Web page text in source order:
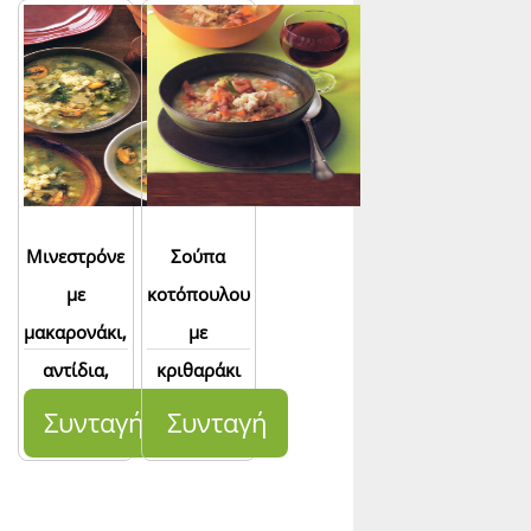
Μινεστρόνε
με
μακαρονάκι,
αντίδια,
μπρόκολο
Συνταγή
Σούπα
κοτόπουλου
με
κριθαράκι
Συνταγή